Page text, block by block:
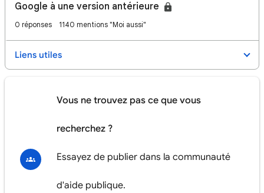
Google à une version antérieure
0 réponses 1140 mentions "Moi aussi"
Liens utiles
Vous ne trouvez pas ce que vous
recherchez ?
Essayez de publier dans la communauté
d'aide publique.